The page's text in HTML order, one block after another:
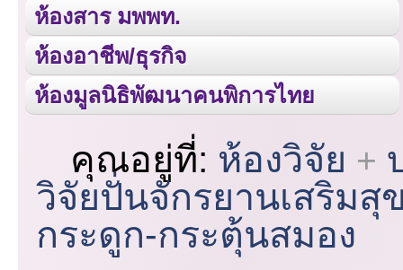
ห้องสาร มพพท.
ห้องอาชีพ/ธุรกิจ
ห้องมูลนิธิพัฒนาคนพิการไทย
คุณอยู่ที่: ห้องวิจัย
วิจัยปั่นจักรยานเสริม
กระดูก-กระตุ้นสมอง